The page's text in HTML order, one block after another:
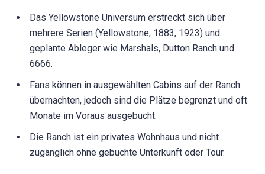
Das Yellowstone Universum erstreckt sich über
mehrere Serien (Yellowstone, 1883, 1923) und
geplante Ableger wie Marshals, Dutton Ranch und
6666.
Fans können in ausgewählten Cabins auf der Ranch
übernachten, jedoch sind die Plätze begrenzt und oft
Monate im Voraus ausgebucht.
Die Ranch ist ein privates Wohnhaus und nicht
zugänglich ohne gebuchte Unterkunft oder Tour.